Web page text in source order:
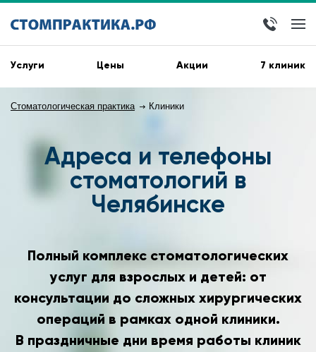
Услуги Цены Акции 7 клиник
Стоматологическая практика Клиники
Адреса и телефоны
стоматологий в
Челябинске
Полный комплекс стоматологических
услуг для взрослых и детей: от
консультации до сложных хирургических
операций в рамках одной клиники.
В праздничные дни время работы клиник